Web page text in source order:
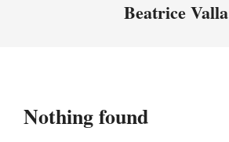
Beatrice Valla
Nothing found